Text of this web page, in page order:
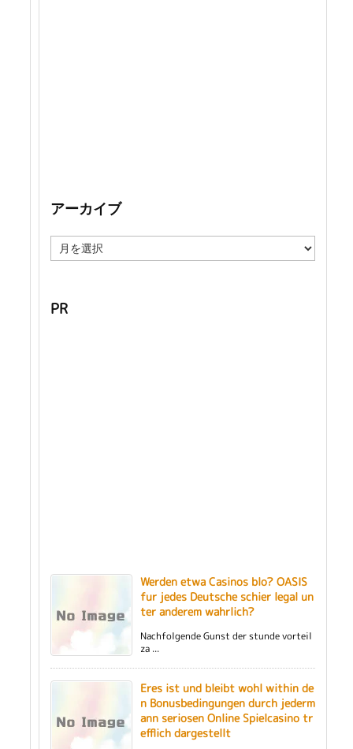
アーカイブ
ー
ブ
PR
Werden etwa Casinos blo? OASIS
fur jedes Deutsche schier legal un
ter anderem wahrlich?
Nachfolgende Gunst der stunde vorteil
za ...
Eres ist und bleibt wohl within de
n Bonusbedingungen durch jederm
ann seriosen Online Spielcasino tr
efflich dargestellt